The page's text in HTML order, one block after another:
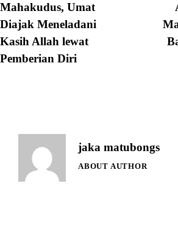
Mahakudus, Umat
Diajak Meneladani
Kasih Allah lewat
Pemberian Diri
jaka matubongs
ABOUT AUTHOR